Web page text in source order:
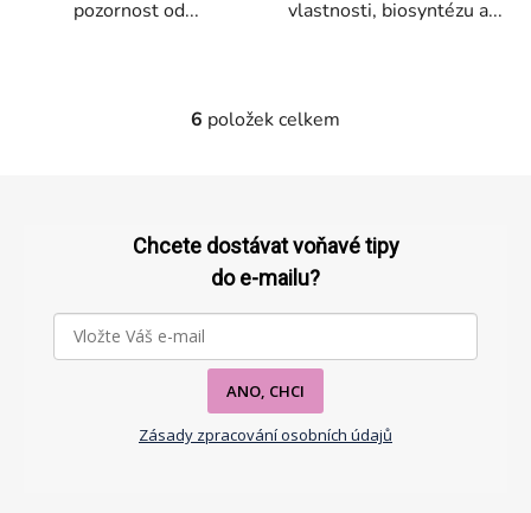
pozornost od...
vlastnosti, biosyntézu a...
O
d
a
c
í
r
v
k
y
6 položek celkem
Chcete dostávat voňavé tipy
do e-mailu?
ANO, CHCI
Zásady zpracování osobních údajů